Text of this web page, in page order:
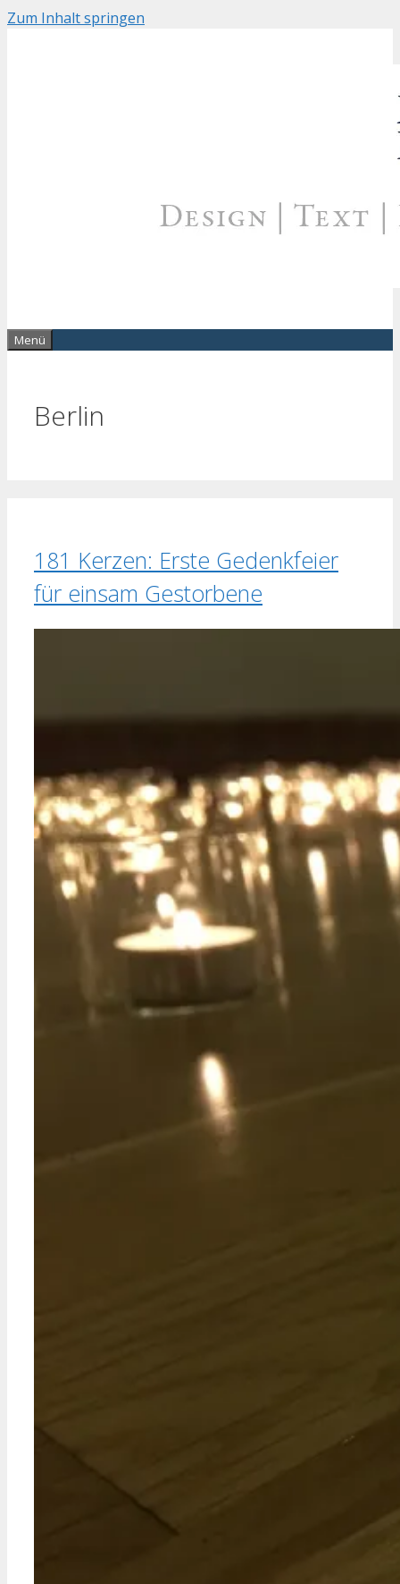
Zum Inhalt springen
Menü
Berlin
181 Kerzen: Erste Gedenkfeier
für einsam Gestorbene